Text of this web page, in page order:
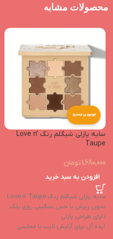
محصولات مشابه
موجودی محدود
سایه پازلی شیگلم رنگ Love n’
Taupe
1,680,000تومان
افزودن به سبد خرید
سایه پازلی شیگلم رنگ Love n' Taupe
بدون ریزش یا حس سنگینی روی پلک
دارای طراحی پازلی
ایده آل برای آرایش لایت یا مجلسی